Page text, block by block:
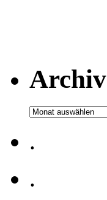
Archiv
Archiv
.
.